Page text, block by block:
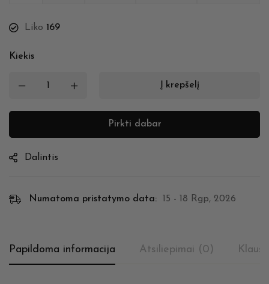
Liko 169
Kiekis
Į krepšelį
Pirkti dabar
Dalintis
Numatoma pristatymo data: 15 - 18 Rgp, 2026
Papildoma informacija Atsiliepimai (0)